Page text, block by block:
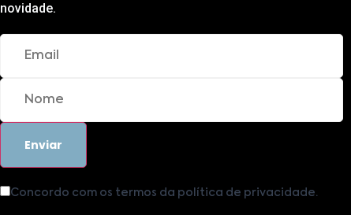
novidade.
Concordo com os termos da política de privacidade.